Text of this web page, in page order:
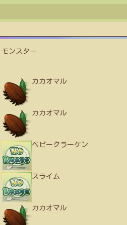
モンスター
カカオマル
カカオマル
ベビークラーケン
スライム
カカオマル